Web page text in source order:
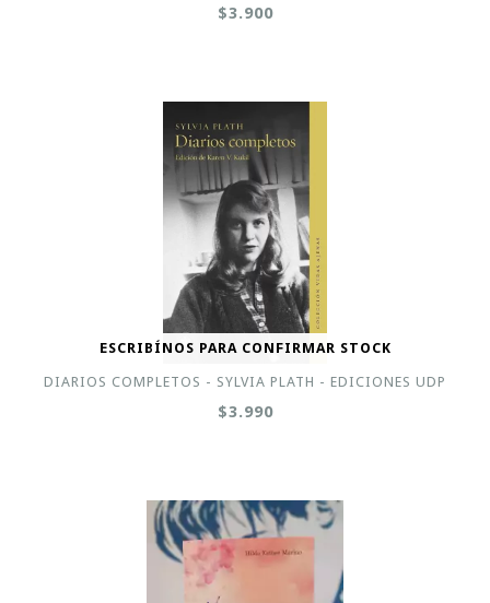
$3.900
ESCRIBÍNOS PARA CONFIRMAR STOCK
DIARIOS COMPLETOS - SYLVIA PLATH - EDICIONES UDP
$3.990